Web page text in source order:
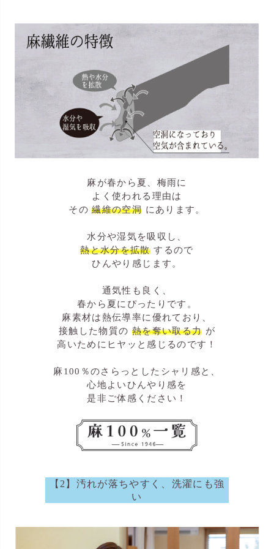
麻が春から夏、梅雨に
よく使われる理由は
その 繊維の空洞 にあります。
水分や湿気を吸収し、
熱と水分を拡散 するので
ひんやり感じます。
通気性も良く、
春から夏にぴったりです。
麻素材は熱伝導率に優れており、
接触した物質の 熱を奪い取る力 が
高いためにヒヤッと感じるのです！
麻100％のさらっとしたシャリ感と、
心地よいひんやり感を
是非ご体感ください！
【2】汚れが落ちやすく、洗濯にも強
い